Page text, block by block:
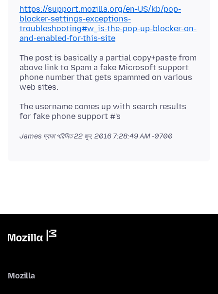
https://support.mozilla.org/en-US/kb/pop-
blocker-settings-exceptions-
troubleshooting#w_is-the-pop-up-blocker-on-
and-enabled-for-this-site
The post is basically a partial copy+paste from
above link to Spam a fake Microsoft support
phone number that gets spammed on various
The username comes up with search results
James দ্বারা পরিমিত22 জুন, 2016 7:28:49 AM -0700
Mozilla